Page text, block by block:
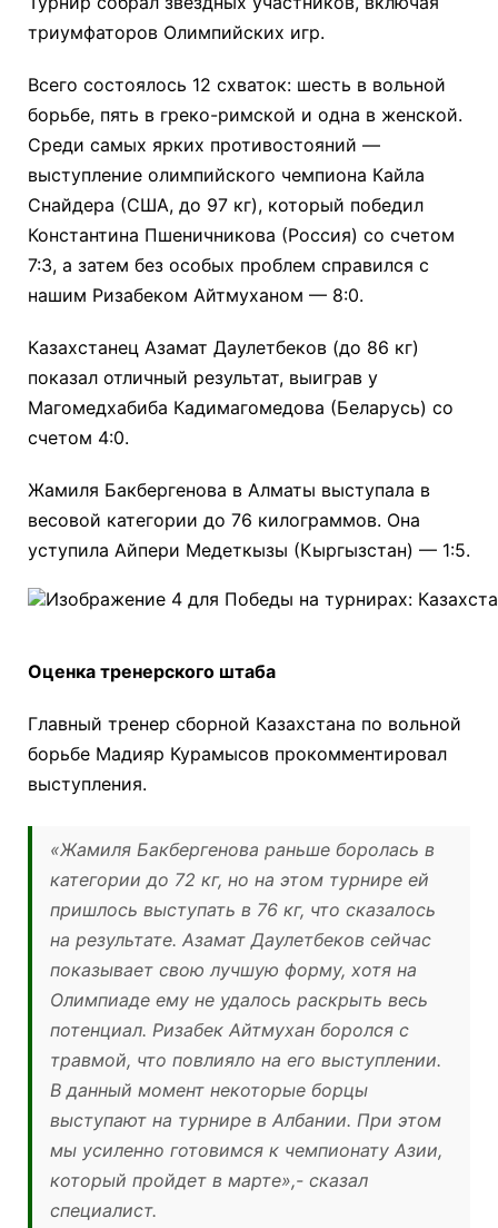
триумфаторов Олимпийских игр.
Всего состоялось 12 схваток: шесть в вольной
борьбе, пять в греко-римской и одна в женской.
Среди самых ярких противостояний —
выступление олимпийского чемпиона Кайла
Снайдера (США, до 97 кг), который победил
Константина Пшеничникова (Россия) со счетом
7:3, а затем без особых проблем справился с
нашим Ризабеком Айтмуханом — 8:0.
Казахстанец Азамат Даулетбеков (до 86 кг)
показал отличный результат, выиграв у
Магомедхабиба Кадимагомедова (Беларусь) со
счетом 4:0.
Жамиля Бакбергенова в Алматы выступала в
весовой категории до 76 килограммов. Она
уступила Айпери Медеткызы (Кыргызстан) — 1:5.
Оценка тренерского штаба
Главный тренер сборной Казахстана по вольной
борьбе Мадияр Курамысов прокомментировал
выступления.
«Жамиля Бакбергенова раньше боролась в
категории до 72 кг, но на этом турнире ей
пришлось выступать в 76 кг, что сказалось
на результате. Азамат Даулетбеков сейчас
показывает свою лучшую форму, хотя на
Олимпиаде ему не удалось раскрыть весь
потенциал. Ризабек Айтмухан боролся с
травмой, что повлияло на его выступлении.
В данный момент некоторые борцы
выступают на турнире в Албании. При этом
мы усиленно готовимся к чемпионату Азии,
который пройдет в марте»,- сказал
специалист.